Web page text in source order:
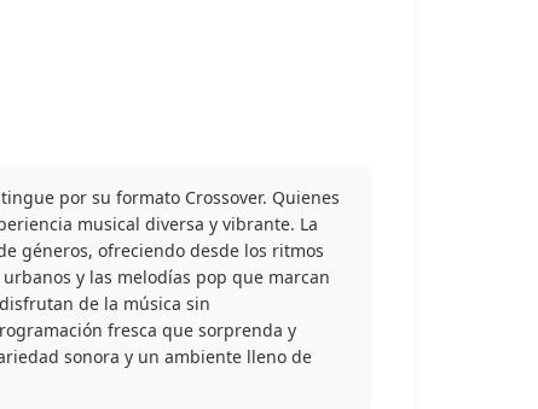
por su formato Crossover. Quienes
musical diversa y vibrante. La
géneros, ofreciendo desde los ritmos
y las melodías pop que marcan
de la música sin
fresca que sorprenda y
sonora y un ambiente lleno de